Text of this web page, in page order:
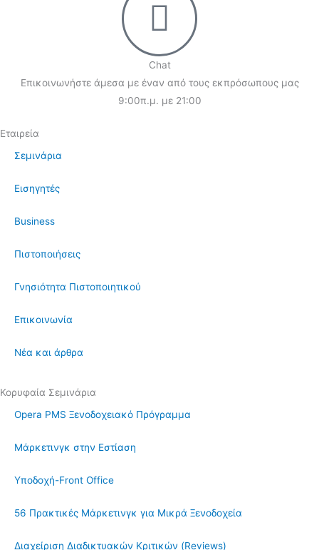
Chat
Επικοινωνήστε άμεσα με έναν από τους εκπρόσωπους μας
9:00π.μ. με 21:00
Εταιρεία
Σεμινάρια
Εισηγητές
Business
Πιστοποιήσεις
Γνησιότητα Πιστοποιητικού
Επικοινωνία
Νέα και άρθρα
Κορυφαία Σεμινάρια
Opera PMS Ξενοδοχειακό Πρόγραμμα
Μάρκετινγκ στην Εστίαση
Υποδοχή-Front Office
56 Πρακτικές Μάρκετινγκ για Μικρά Ξενοδοχεία
Διαχείριση Διαδικτυακών Κριτικών (Reviews)